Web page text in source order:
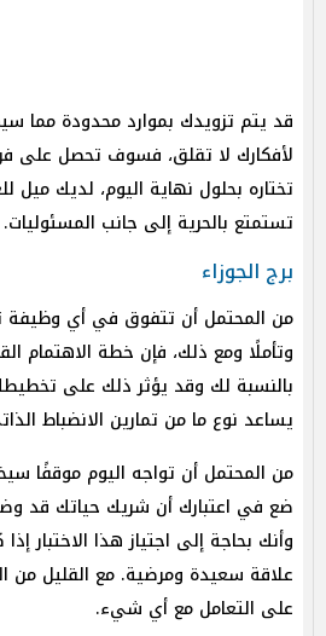
قد يتم تزويدك بموارد محدودة مما
لأفكارك لا تقلق، فسوف تحصل على
تختاره بحلول نهاية اليوم، لديك ميل
تستمتع بالحرية إلى جانب المسئوليات.
برج الجوزاء
من المحتمل أن تتفوق في أي وظيفة
وتأملًا ومع ذلك، فإن خطة الاهتمام
بالنسبة لك وقد يؤثر ذلك على
يساعد نوع ما من تمارين الانضباط
من المحتمل أن تواجه اليوم موقفًا
ضع في اعتبارك أن شريك حياتك قد
وأنك بحاجة إلى اجتياز هذا الاختبار
علاقة سعيدة ومرضية. مع القليل من
على التعامل مع أي شيء.